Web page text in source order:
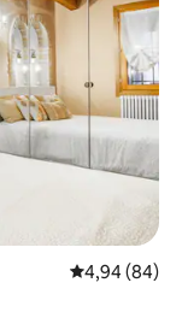
4,94 de uma
4,94 (84)